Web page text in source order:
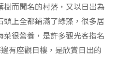
而聞名的村落，又以日出為
上全都鋪滿了綠藻，很多居
很營養，是許多觀光客指名
有座觀日樓，是欣賞日出的